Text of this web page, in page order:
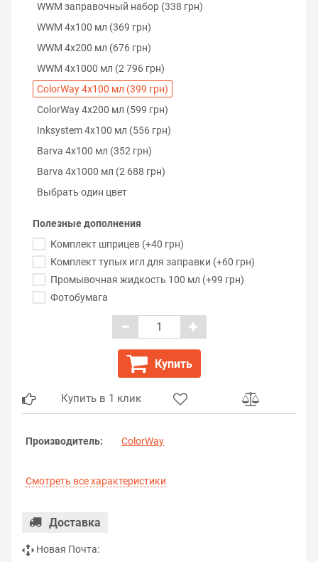
WWM заправочный набор (338 грн)
WWM 4х100 мл (369 грн)
WWM 4х200 мл (676 грн)
WWM 4х1000 мл (2 796 грн)
ColorWay 4х100 мл (399 грн)
ColorWay 4х200 мл (599 грн)
Inksystem 4х100 мл (556 грн)
Barva 4х100 мл (352 грн)
Barva 4х1000 мл (2 688 грн)
Выбрать один цвет
Полезные дополнения
Комплект шприцев (+40 грн)
Комплект тупых игл для заправки (+60 грн)
Промывочная жидкость 100 мл (+99 грн)
Фотобумага
Купить
Купить в 1 клик
Производитель: ColorWay
Смотреть все характеристики
Доставка
Новая Почта: